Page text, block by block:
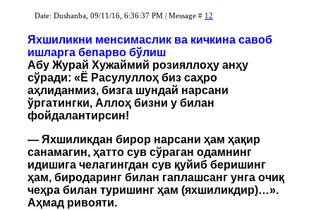
Date: Dushanba, 09/11/16, 6:36:37 PM | Message # 12
Яхшиликни менсимаслик ва кичкина савоб
ишларга бепарво бўлиш
Абу Журай Хужаймий розияллоҳу анҳу
сўради: «Ё Расулуллоҳ биз саҳро
аҳлиданмиз, бизга шундай нарсани
ўргатингки, Аллоҳ бизни у билан
фойдалантирсин!
— Яхшиликдан бирор нарсани ҳам ҳақир
санамагин, ҳатто сув сўраган одамнинг
идишига челагингдан сув қуйиб беришинг
ҳам, биродаринг билан гаплашсанг унга очиқ
чеҳра билан туришинг ҳам (яхшиликдир)…».
Аҳмад ривояти.